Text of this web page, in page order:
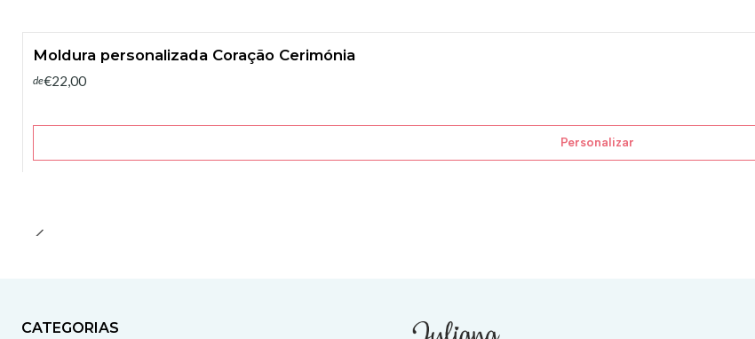
Moldura personalizada Coração Cerimónia
de€22,00
Personalizar
CATEGORIAS